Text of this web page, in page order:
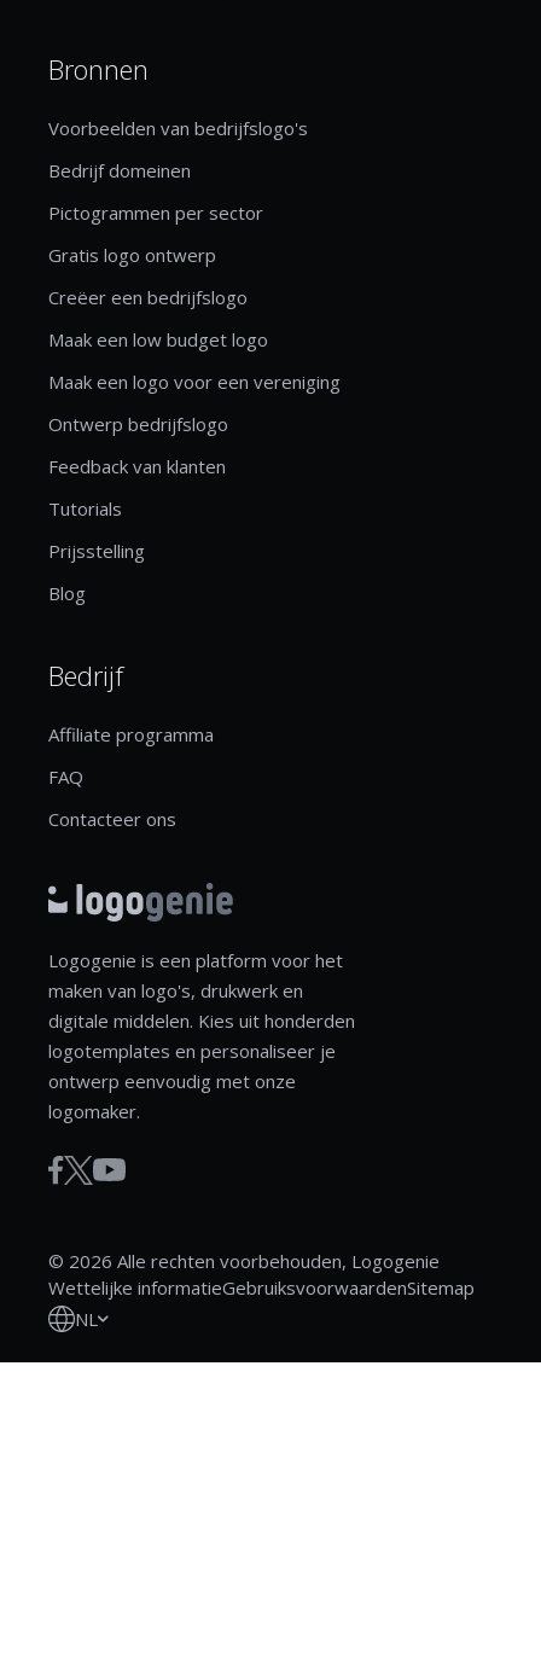
Bronnen
Voorbeelden van bedrijfslogo's
Bedrijf domeinen
Pictogrammen per sector
Gratis logo ontwerp
Creëer een bedrijfslogo
Maak een low budget logo
Maak een logo voor een vereniging
Ontwerp bedrijfslogo
Feedback van klanten
Tutorials
Prijsstelling
Blog
Bedrijf
Affiliate programma
FAQ
Contacteer ons
Logogenie is een platform voor het
maken van logo's, drukwerk en
digitale middelen. Kies uit honderden
logotemplates en personaliseer je
ontwerp eenvoudig met onze
logomaker.
© 2026 Alle rechten voorbehouden, Logogenie
Wettelijke informatieGebruiksvoorwaardenSitemap
NL